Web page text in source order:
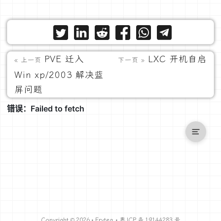
« 上一页 PVE 迁入
Win xp/2003 解决蓝
屏问题
下一页 » LXC 开机自启